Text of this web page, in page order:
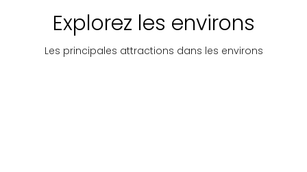
Explorez les environs
Les principales attractions dans les environs